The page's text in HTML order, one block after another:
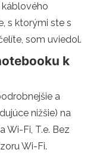
s ktorými ste s
som uviedol.
k
a
nižšie) na
Wi-Fi, T.e. Bez
Wi-Fi.